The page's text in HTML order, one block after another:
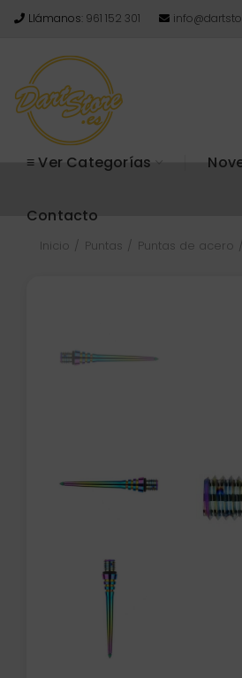
Llámanos: 961 152 301
≡ Ver Categorías
Contacto
Inicio Puntas Puntas de acero